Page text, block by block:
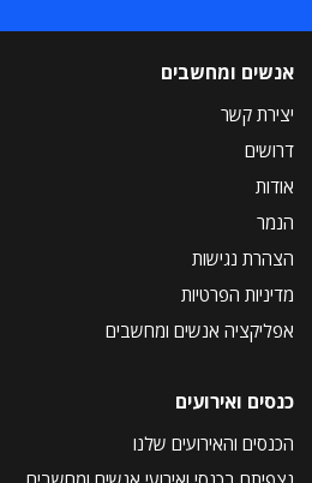
אנשים ומחשבים
יצירת קשר
דרושים
אודות
הנמר
הצהרת נגישות
מדיניות הפרטיות
אפליקציה אנשים ומחשבים
כנסים ואירועים
הכנסים והאירועים שלנו